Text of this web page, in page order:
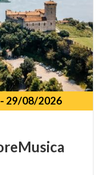
- 29/08/2026